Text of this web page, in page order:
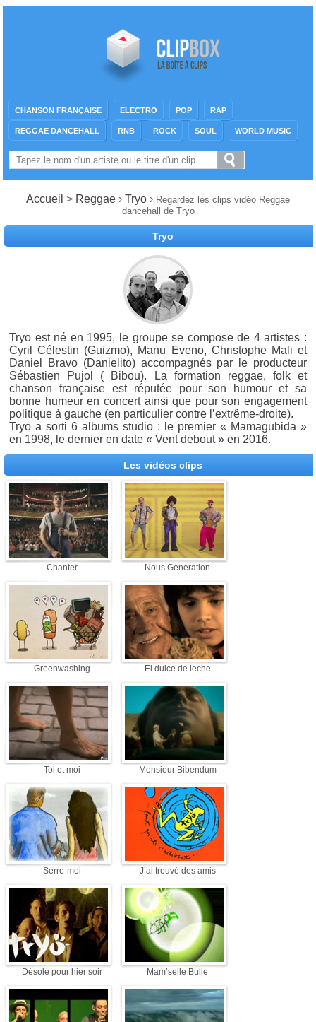
CHANSON FRANÇAISE ELECTRO POP RAP
REGGAE DANCEHALL RNB ROCK SOUL WORLD MUSIC
Accueil > Reggae › Tryo › Regardez les clips vidéo Reggae
dancehall de Tryo
Tryo
Tryo est né en 1995, le groupe se compose de 4 artistes :
Cyril Célestin (Guizmo), Manu Eveno, Christophe Mali et
Daniel Bravo (Danielito) accompagnés par le producteur
Sébastien Pujol ( Bibou). La formation reggae, folk et
chanson française est réputée pour son humour et sa
bonne humeur en concert ainsi que pour son engagement
politique à gauche (en particulier contre l’extrême-droite).
Tryo a sorti 6 albums studio : le premier « Mamagubida »
en 1998, le dernier en date « Vent debout » en 2016.
Les vidéos clips
Chanter Nous Génération
Greenwashing El dulce de leche
Toi et moi Monsieur Bibendum
Serre-moi J’ai trouvé des amis
Désolé pour hier soir Mam’selle Bulle